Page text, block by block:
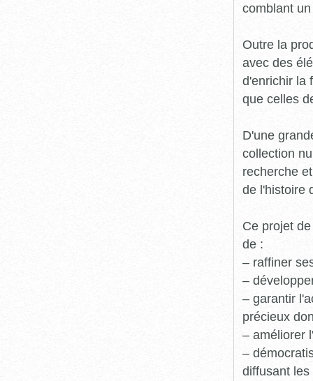
comblant
Outre la
avec des
d'enrichir la
que celles
D'une
collection
recherche
de l'histoire
Ce projet
de :
– raffiner
–
– garantir
précieux
– améliorer
–
diffusant